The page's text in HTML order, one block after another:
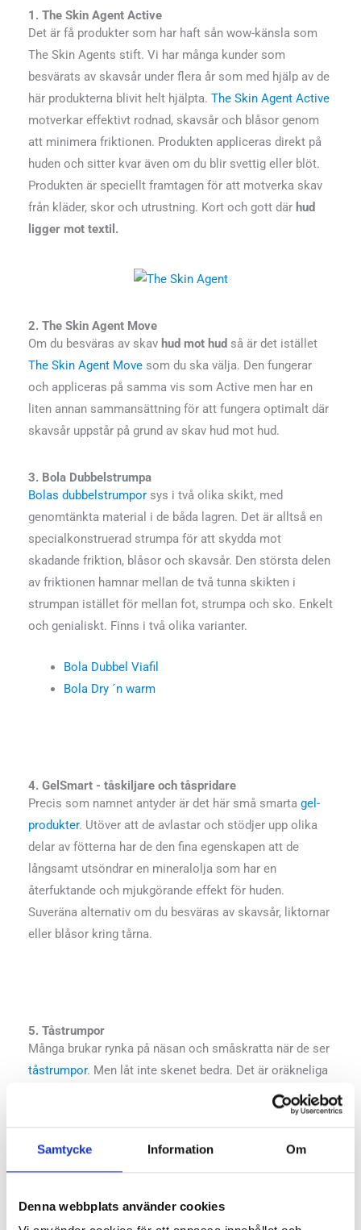
Samtycke Information Om
Denna webbplats använder cookies
1. The Skin Agent Active
Det är få produkter som har haft sån wow-känsla som
The Skin Agents stift. Vi har många kunder som
besvärats av skavsår under flera år som med hjälp av de
här produkterna blivit helt hjälpta. The Skin Agent Active
motverkar effektivt rodnad, skavsår och blåsor genom
att minimera friktionen. Produkten appliceras direkt på
huden och sitter kvar även om du blir svettig eller blöt.
Produkten är speciellt framtagen för att motverka skav
från kläder, skor och utrustning. Kort och gott där hud
ligger mot textil.
2. The Skin Agent Move
Om du besväras av skav hud mot hud så är det istället
The Skin Agent Move som du ska välja. Den fungerar
och appliceras på samma vis som Active men har en
liten annan sammansättning för att fungera optimalt där
skavsår uppstår på grund av skav hud mot hud.
3. Bola Dubbelstrumpa
Bolas dubbelstrumpor sys i två olika skikt, med
genomtänkta material i de båda lagren. Det är alltså en
specialkonstruerad strumpa för att skydda mot
skadande friktion, blåsor och skavsår. Den största delen
av friktionen hamnar mellan de två tunna skikten i
strumpan istället för mellan fot, strumpa och sko. Enkelt
och genialiskt. Finns i två olika varianter.
Bola Dubbel Viafil
Bola Dry ´n warm
4. GelSmart - tåskiljare och tåspridare
Precis som namnet antyder är det här små smarta gel-
produkter. Utöver att de avlastar och stödjer upp olika
delar av fötterna har de den fina egenskapen att de
långsamt utsöndrar en mineralolja som har en
återfuktande och mjukgörande effekt för huden.
Suveräna alternativ om du besväras av skavsår, liktornar
eller blåsor kring tårna.
5. Tåstrumpor
Många brukar rynka på näsan och småskratta när de ser
tåstrumpor. Men låt inte skenet bedra. Det är oräkneliga
gånger som vi lyckats få bukt med skav, blåsor och tryck
mellan tårna med hjälp av dessa. De kan också hjälpa